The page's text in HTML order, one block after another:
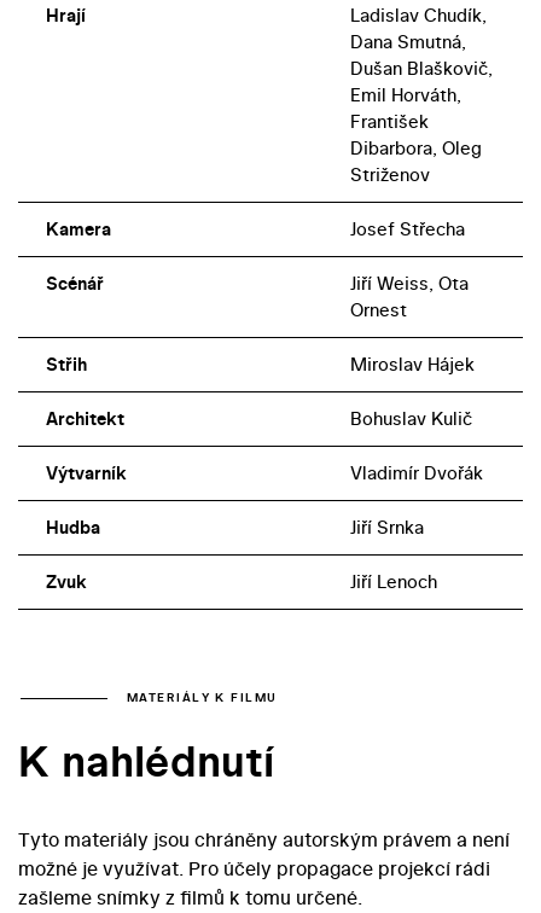
Hrají
Ladislav Chudík,
Dana Smutná,
Dušan Blaškovič,
Emil Horváth,
František
Dibarbora, Oleg
Striženov
Kamera Josef Střecha
Scénář
Jiří Weiss, Ota
Ornest
Střih Miroslav Hájek
Architekt Bohuslav Kulič
Výtvarník Vladimír Dvořák
Hudba Jiří Srnka
Zvuk Jiří Lenoch
MATERIÁLY K FILMU
K nahlédnutí
Tyto materiály jsou chráněny autorským právem a není
možné je využívat. Pro účely propagace projekcí rádi
zašleme snímky z filmů k tomu určené.